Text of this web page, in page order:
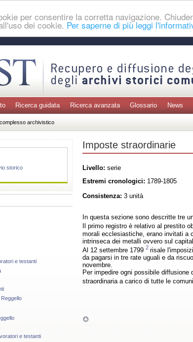
per consentire la corretta navigazione.
dei cookie. Per saperne di più leggi
Ricerca guidata Ricerca avanzata Glossario News
archivistico
storico
e testanti
e testanti
Imposte straordinarie
Livello: serie
Estremi cronologici: 1789-1805
Consistenza: 3 unità
In questa sezione sono descritte tre
Il primo registro è relativo al prestito
morali ecclesiastiche, erano invitati a
intrinseca dei metalli ovvero sul
Al 12 settembre 1799 2 risale
da pagarsi in tre rate uguali e da
novembre.
Per impedire ogni possibile
straordinaria a carico di tutte le